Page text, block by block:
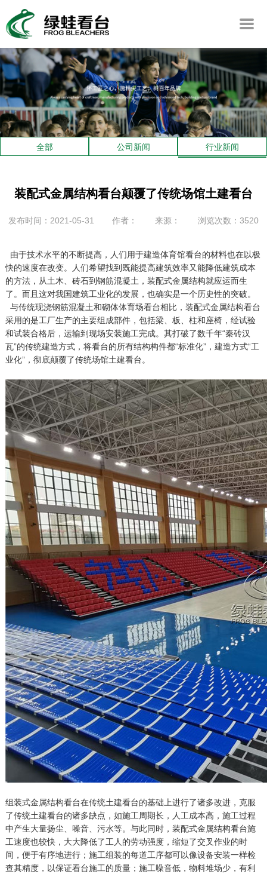
全部 公司新闻 行业新闻
装配式金属结构看台颠覆了传统场馆土建看台
发布时间：2021-05-31 作者： 来源： 浏览次数：3520
由于技术水平的不断提高，人们用于建造体育馆看台的材料也在以极
快的速度在改变。人们希望找到既能提高建筑效率又能降低建筑成本
的方法，从土木、砖石到钢筋混凝土，装配式金属结构就应运而生
了。而且这对我国建筑工业化的发展，也确实是一个历史性的突破。
与传统现浇钢筋混凝土和砌体体育场看台相比，装配式金属结构看台
采用的是工厂生产的主要组成部件，包括梁、板、柱和座椅，经试验
和试装合格后，运输到现场安装施工完成。其打破了数千年“秦砖汉
瓦”的传统建造方式，将看台的所有结构构件都“标准化”，建造方式“工
业化”，彻底颠覆了传统场馆土建看台。
组装式金属结构看台在传统土建看台的基础上进行了诸多改进，克服
了传统土建看台的诸多缺点，如施工周期长，人工成本高，施工过程
中产生大量扬尘、噪音、污水等。与此同时，装配式金属结构看台施
工速度也较快，大大降低了工人的劳动强度，缩短了交叉作业的时
间，便于有序地进行；施工组装的每道工序都可以像设备安装一样检
查其精度，以保证看台施工的质量；施工噪音低，物料堆场少，有利